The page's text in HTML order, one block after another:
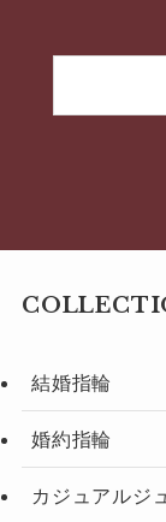
結婚指輪
婚約指輪
カジュアルジ